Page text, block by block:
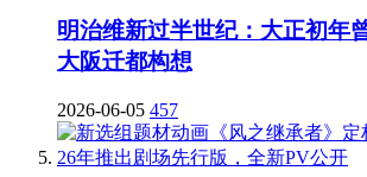
明治维新过半世纪：大正初年
大阪迁都构想
2026-06-05 457